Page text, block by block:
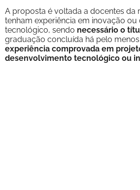
A proposta é voltada a docentes da
tenham experiência em inovação
tecnológico, sendo necessário o
graduação concluída há pelo
experiência comprovada em
desenvolvimento tecnológico ou